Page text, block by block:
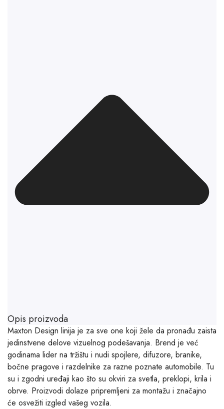
Opis proizvoda
Maxton Design linija je za sve one koji žele da pronađu zaista
jedinstvene delove vizuelnog podešavanja. Brend je već
godinama lider na tržištu i nudi spojlere, difuzore, branike,
bočne pragove i razdelnike za razne poznate automobile. Tu
su i zgodni uređaji kao što su okviri za svetla, preklopi, krila i
obrve. Proizvodi dolaze pripremljeni za montažu i značajno
će osvežiti izgled vašeg vozila.